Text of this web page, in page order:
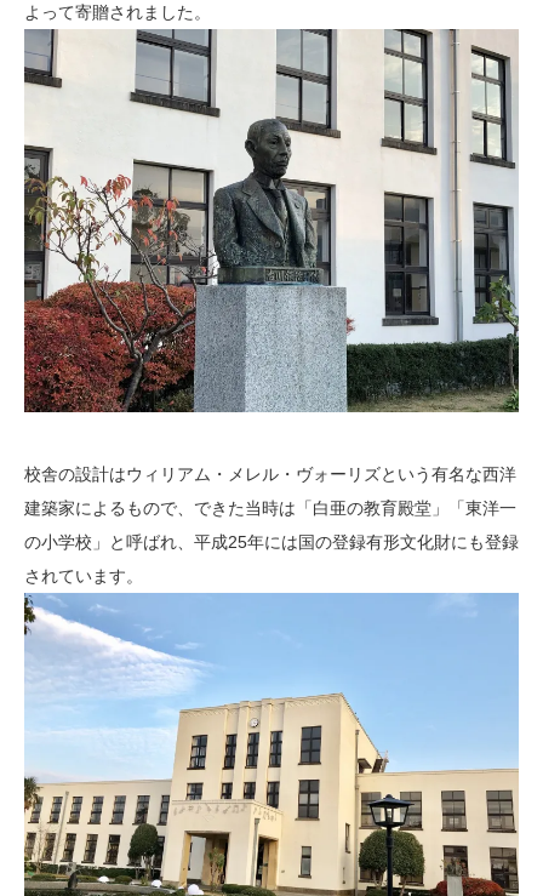
よって寄贈されました。
校舎の設計はウィリアム・メレル・ヴォーリズという有名な西洋
建築家によるもので、できた当時は「白亜の教育殿堂」「東洋一
の小学校」と呼ばれ、平成25年には国の登録有形文化財にも登録
されています。